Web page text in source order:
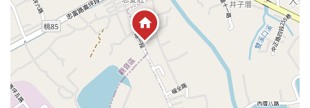
售價